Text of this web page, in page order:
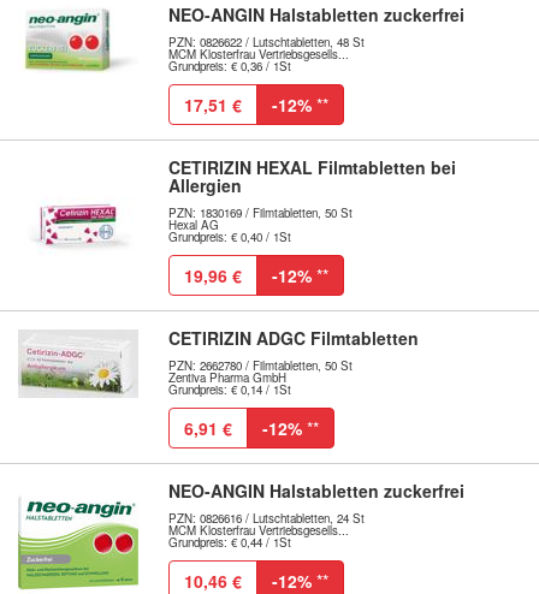
NEO-ANGIN Halstabletten zuckerfrei
PZN: 0826622 / Lutschtabletten, 48 St
MCM Klosterfrau Vertriebsgesells...
Grundpreis: € 0,36 / 1St
17,51 € -12% **
CETIRIZIN HEXAL Filmtabletten bei
Allergien
PZN: 1830169 / Filmtabletten, 50 St
Hexal AG
Grundpreis: € 0,40 / 1St
19,96 € -12% **
CETIRIZIN ADGC Filmtabletten
PZN: 2662780 / Filmtabletten, 50 St
Zentiva Pharma GmbH
Grundpreis: € 0,14 / 1St
6,91 € -12% **
NEO-ANGIN Halstabletten zuckerfrei
PZN: 0826616 / Lutschtabletten, 24 St
MCM Klosterfrau Vertriebsgesells...
Grundpreis: € 0,44 / 1St
10,46 € -12% **